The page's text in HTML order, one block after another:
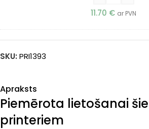
11.70 € ar PVN
SKU: PRI1393
Apraksts
Piemērota lietošanai
printeriem